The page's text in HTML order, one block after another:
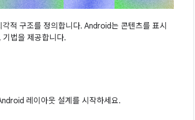
적 구조를 정의합니다. Android는 콘텐츠를 표시
법을 제공합니다.
레이아웃 설계를 시작하세요.